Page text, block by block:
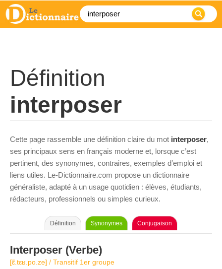
Définition
interposer
Cette page rassemble une définition claire du mot interposer,
ses principaux sens en français moderne et, lorsque c’est
pertinent, des synonymes, contraires, exemples d’emploi et
liens utiles. Le-Dictionnaire.com propose un dictionnaire
généraliste, adapté à un usage quotidien : élèves, étudiants,
rédacteurs, professionnels ou simples curieux.
Définition Synonymes Conjugaison
Interposer (Verbe)
[ɛ̃.tɛʁ.po.ze] / Transitif 1er groupe